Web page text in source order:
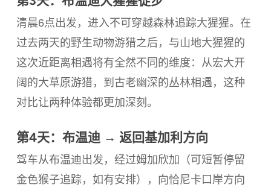
清晨6点出发，进入不可穿越森林追踪大猩猩。在
过去两天的野生动物游猎之后，与山地大猩猩的
这次近距离相遇将有全然不同的维度：从宏大开
阔的大草原游猎，到古老幽深的丛林相遇，这种
对比让两种体验都更加深刻。
第4天：布温迪 → 返回基加利方向
驾车从布温迪出发，经过姆加欣加（可短暂停留
金色猴子追踪，如有安排），向恰尼卡口岸方向